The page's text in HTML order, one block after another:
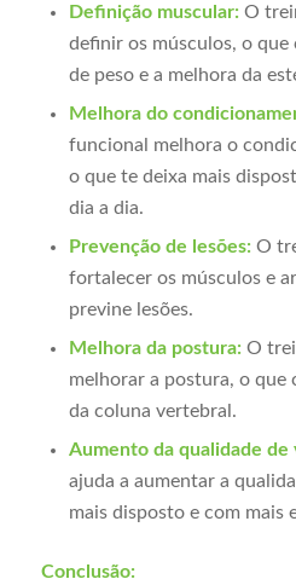
Definição muscular:O
definir os músculos, o
de peso e a melhora da
Melhora do
funcional melhora o
o que te deixa mais
dia a dia.
Prevenção de lesões:O
fortalecer os músculos e
previne lesões.
Melhora da postura:O
melhorar a postura, o que
da coluna vertebral.
Aumento da qualidade de
ajuda a aumentar a
mais disposto e com mais
Conclusão: